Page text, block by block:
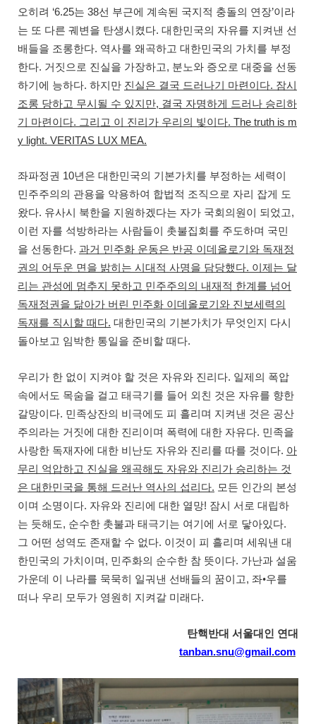
오히려 ‘6.25는 38선 부근에 계속된 국지적 충돌의 연장’이라
는 또 다른 궤변을 탄생시켰다. 대한민국의 자유를 지켜낸 선
배들을 조롱한다. 역사를 왜곡하고 대한민국의 가치를 부정
한다. 거짓으로 진실을 가장하고, 분노와 증오로 대중을 선동
하기에 능하다. 하지만 진실은 결국 드러나기 마련이다. 잠시
조롱 당하고 무시될 수 있지만, 결국 자명하게 드러나 승리하
기 마련이다. 그리고 이 진리가 우리의 빛이다. The truth is m
y light. VERITAS LUX MEA.
좌파정권 10년은 대한민국의 기본가치를 부정하는 세력이
민주주의의 관용을 악용하여 합법적 조직으로 자리 잡게 도
왔다. 유사시 북한을 지원하겠다는 자가 국회의원이 되었고,
이런 자를 석방하라는 사람들이 촛불집회를 주도하며 국민
을 선동한다. 과거 민주화 운동은 반공 이데올로기와 독재정
권의 어두운 면을 밝히는 시대적 사명을 담당했다. 이제는 달
리는 관성에 멈추지 못하고 민주주의의 내재적 한계를 넘어
독재정권을 닮아가 버린 민주화 이데올로기와 진보세력의
독재를 직시할 때다. 대한민국의 기본가치가 무엇인지 다시
돌아보고 임박한 통일을 준비할 때다.
우리가 한 없이 지켜야 할 것은 자유와 진리다. 일제의 폭압
속에서도 목숨을 걸고 태극기를 들어 외친 것은 자유를 향한
갈망이다. 민족상잔의 비극에도 피 흘리며 지켜낸 것은 공산
주의라는 거짓에 대한 진리이며 폭력에 대한 자유다. 민족을
사랑한 독재자에 대한 비난도 자유와 진리를 따를 것이다. 아
무리 억압하고 진실을 왜곡해도 자유와 진리가 승리하는 것
은 대한민국을 통해 드러난 역사의 섭리다. 모든 인간의 본성
이며 소명이다. 자유와 진리에 대한 열망! 잠시 서로 대립하
는 듯해도, 순수한 촛불과 태극기는 여기에 서로 닿아있다.
그 어떤 성역도 존재할 수 없다. 이것이 피 흘리며 세워낸 대
한민국의 가치이며 , 민주화의 순수한 참 뜻이다. 가난과 설움
가운데 이 나라를 묵묵히 일궈낸 선배들의 꿈이고, 좌•우를
떠나 우리 모두가 영원히 지켜갈 미래다.
탄핵반대 서울대인 연대
tanban.snu@gmail.com